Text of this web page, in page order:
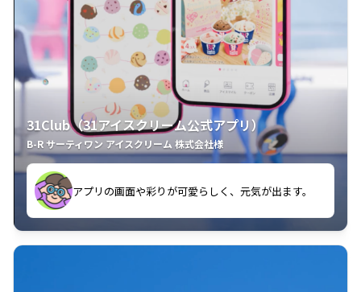
31Club（31アイスクリーム公式アプリ）
B-R サーティワン アイスクリーム 株式会社様
アプリの画面や彩りが可愛らしく、元気が出ます。
クラスごとに特典があるようなので使うのが楽しいで
す。